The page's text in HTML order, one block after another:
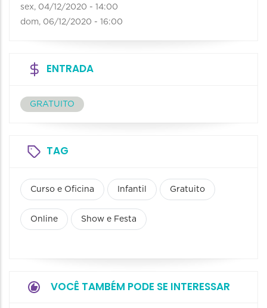
sex, 04/12/2020 - 14:00
dom, 06/12/2020 - 16:00
ENTRADA
GRATUITO
TAG
Curso e Oficina Infantil Gratuito
Online Show e Festa
VOCÊ TAMBÉM PODE SE INTERESSAR